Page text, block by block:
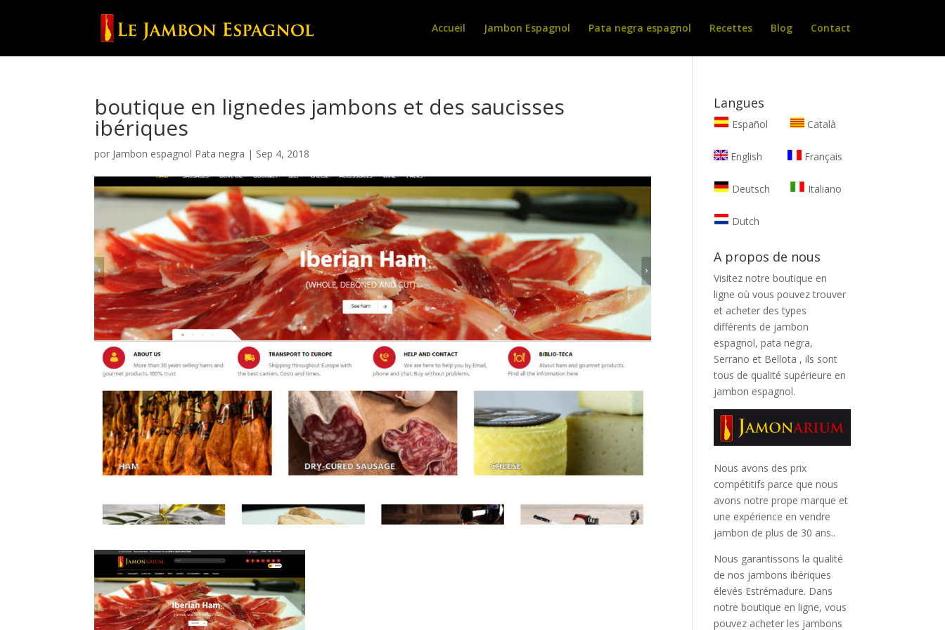
Accueil Jambon Espagnol Pata negra espagnol Recettes Blog Contact
boutique en lignedes jambons et des saucisses
ibériques
por Jambon espagnol Pata negra | Sep 4, 2018
Langues
Español Català
English Français
Deutsch Italiano
Dutch
A propos de nous
Visitez notre boutique en
ligne où vous pouvez trouver
et acheter des types
différents de jambon
espagnol, pata negra,
Serrano et Bellota , ils sont
tous de qualité supérieure en
jambon espagnol.
Nous avons des prix
compétitifs parce que nous
avons notre prope marque et
une expérience en vendre
jambon de plus de 30 ans..
Nous garantissons la qualité
de nos jambons ibériques
élevés Estrémadure. Dans
notre boutique en ligne, vous
pouvez acheter les jambons